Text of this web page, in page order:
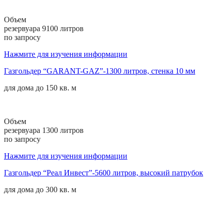
Объем
резервуара 9100 литров
по запросу
Нажмите для изучения информации
Газгольдер “GARANT-GAZ”-1300 литров, стенка 10 мм
для дома до 150 кв. м
Объем
резервуара 1300 литров
по запросу
Нажмите для изучения информации
Газгольдер “Реал Инвест”-5600 литров, высокий патрубок
для дома до 300 кв. м